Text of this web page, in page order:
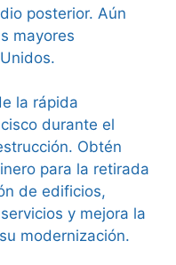
posterior. Aún
mayores
la rápida
durante el
Obtén
para la retirada
de edificios,
y mejora la
modernización.